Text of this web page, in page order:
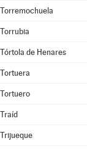
Torremochuela
Torrubia
Tórtola de Henares
Tortuera
Tortuero
Traíd
Trijueque